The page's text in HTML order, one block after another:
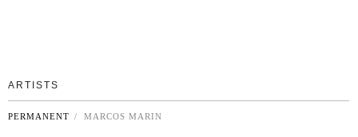
ARTISTS
PERMANENT / MARCOS MARIN